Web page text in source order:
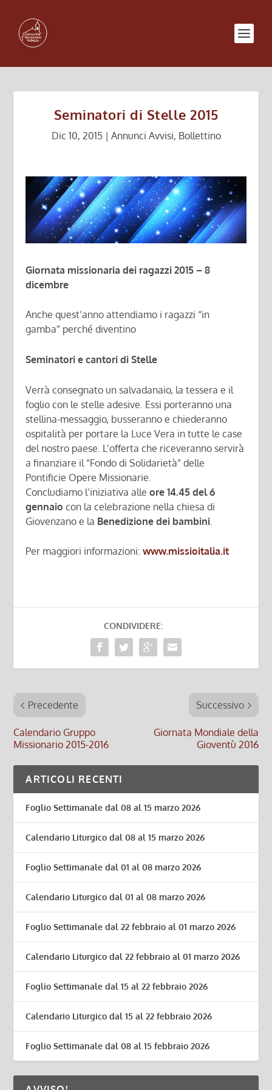
Seminatori di Stelle 2015
Dic 10, 2015| Annunci Avvisi, Bollettino
Giornata missionaria dei ragazzi 2015 – 8
dicembre
Anche quest’anno attendiamo i ragazzi “in
gamba” perché diventino
Seminatori e cantori di Stelle
Verrà consegnato un salvadanaio, la tessera e il
foglio con le stelle adesive. Essi porteranno una
stellina-messaggio, busseranno e chiederanno
ospitalità per portare la Luce Vera in tutte le case
del nostro paese. L’offerta che riceveranno servirà
a finanziare il “Fondo di Solidarietà” delle
Pontificie Opere Missionarie.
Concludiamo l’iniziativa alleore 14.45 del 6
gennaio con la celebrazione nella chiesa di
Giovenzano e la Benedizione dei bambini
Per maggiori informazioni:www.missioitalia.it
CONDIVIDERE:
Precedente
Calendario Gruppo
Missionario 2015-2016
Successivo
Giornata Mondiale della
Gioventù 2016
ARTICOLI RECENTI
Foglio Settimanale dal 08 al 15 marzo 2026
Calendario Liturgico dal 08 al 15 marzo 2026
Foglio Settimanale dal 01 al 08 marzo 2026
Calendario Liturgico dal 01 al 08 marzo 2026
Foglio Settimanale dal 22 febbraio al 01 marzo 2026
Calendario Liturgico dal 22 febbraio al 01 marzo 2026
Foglio Settimanale dal 15 al 22 febbraio 2026
Calendario Liturgico dal 15 al 22 febbraio 2026
Foglio Settimanale dal 08 al 15 febbraio 2026